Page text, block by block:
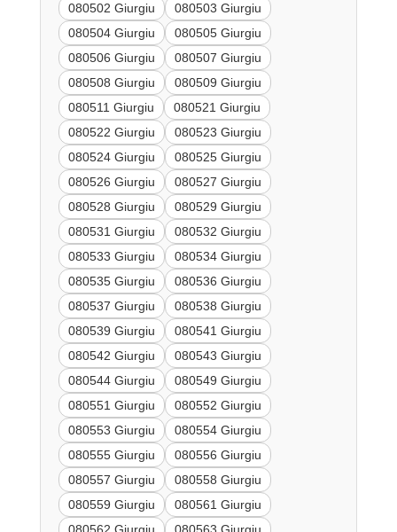
080502 Giurgiu
080503 Giurgiu
080504 Giurgiu
080505 Giurgiu
080506 Giurgiu
080507 Giurgiu
080508 Giurgiu
080509 Giurgiu
080511 Giurgiu
080521 Giurgiu
080522 Giurgiu
080523 Giurgiu
080524 Giurgiu
080525 Giurgiu
080526 Giurgiu
080527 Giurgiu
080528 Giurgiu
080529 Giurgiu
080531 Giurgiu
080532 Giurgiu
080533 Giurgiu
080534 Giurgiu
080535 Giurgiu
080536 Giurgiu
080537 Giurgiu
080538 Giurgiu
080539 Giurgiu
080541 Giurgiu
080542 Giurgiu
080543 Giurgiu
080544 Giurgiu
080549 Giurgiu
080551 Giurgiu
080552 Giurgiu
080553 Giurgiu
080554 Giurgiu
080555 Giurgiu
080556 Giurgiu
080557 Giurgiu
080558 Giurgiu
080559 Giurgiu
080561 Giurgiu